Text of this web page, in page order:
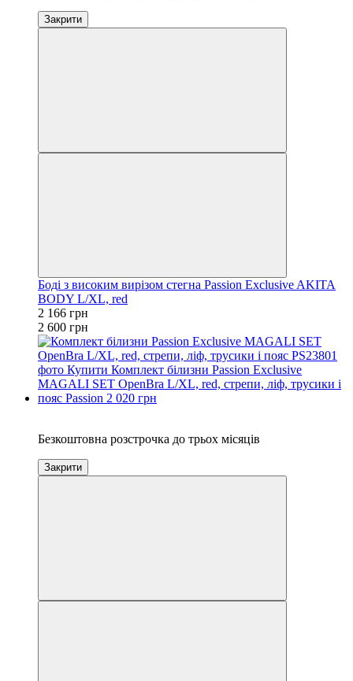
Закрити
Боді з високим вирізом стегна Passion Exclusive AKITA
BODY L/XL, red
2 166 грн
2 600 грн
Безкоштовна розстрочка до трьох місяців
Закрити